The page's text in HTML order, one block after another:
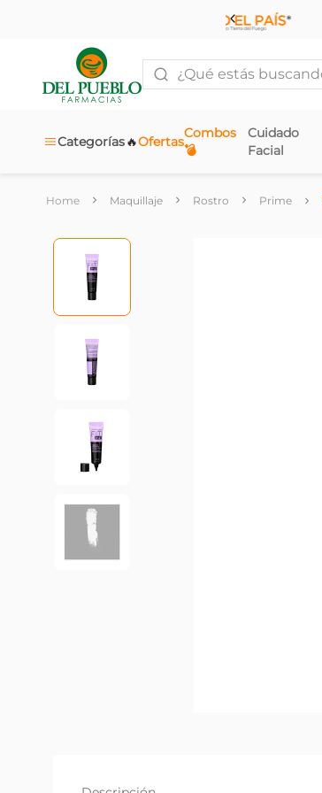
¿Qué estás buscando?
Categorías Ofertas
🔥
Combos
💣
Cuidado
Facial
Maquillaje Rostro Prime